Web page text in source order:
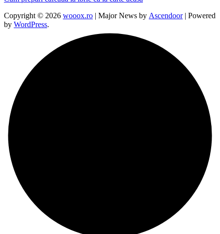
Copyright © 2026 wooox.ro | Major News by Ascendoor| Powered
by WordPress.